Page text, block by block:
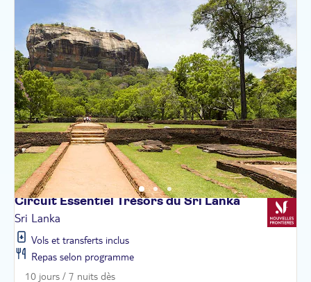
Circuit Essentiel Trésors du SriLanka
Sri Lanka
Vols et transferts inclus
Repas selon programme
10 jours / 7 nuits dès